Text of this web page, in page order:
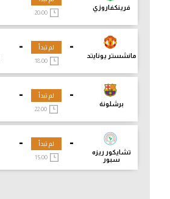
فرينكفاروزي
20:00
-
مانشستر يونايتد
-
لم تبدأ
18:00
-
برشلونة
-
لم تبدأ
-
تشايكور ريزه
سبور
-
لم تبدأ
15:00